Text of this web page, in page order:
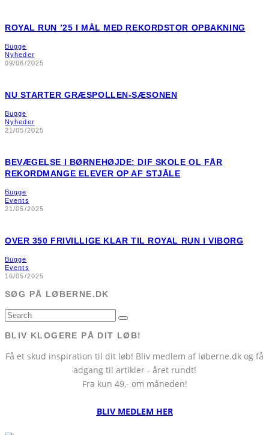
ROYAL RUN ’25 I MÅL MED REKORDSTOR OPBAKNING
Bugge
Nyheder
09/06/2025
NU STARTER GRÆSPOLLEN-SÆSONEN
Bugge
Nyheder
21/05/2025
BEVÆGELSE I BØRNEHØJDE: DIF SKOLE OL FÅR
REKORDMANGE ELEVER OP AF STJÅLE
Bugge
Events
21/05/2025
OVER 350 FRIVILLIGE KLAR TIL ROYAL RUN I VIBORG
Bugge
Events
16/05/2025
SØG PÅ LØBERNE.DK
BLIV KLOGERE PÅ DIT LØB!
Få et skud inspiration til dit løb! Bliv medlem af løberne.dk og få
adgang til artikler - året rundt!
Fra kun 49,- om måneden!
BLIV MEDLEM HER